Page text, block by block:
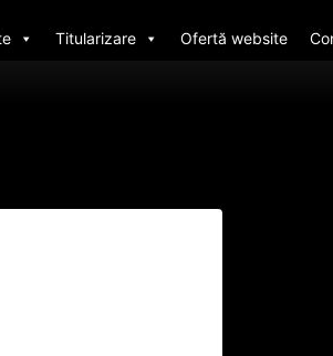
Titularizare Ofertă website